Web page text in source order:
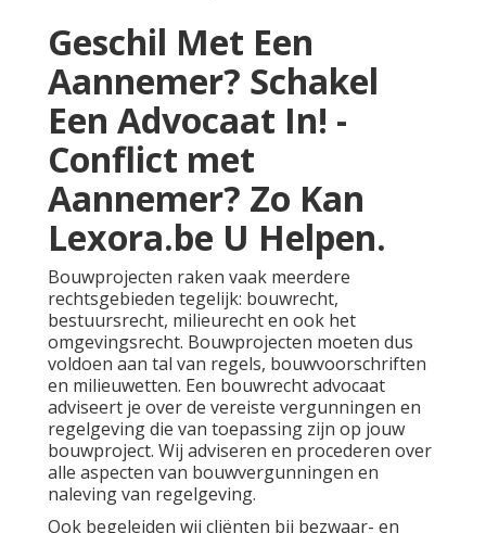
Geschil Met Een
Aannemer? Schakel
Een Advocaat In! -
Conflict met
Aannemer? Zo Kan
Lexora.be U Helpen.
Bouwprojecten raken vaak meerdere
rechtsgebieden tegelijk: bouwrecht,
bestuursrecht, milieurechten ook het
omgevingsrecht. Bouwprojecten moeten dus
voldoen aan tal van regels, bouwvoorschriften
en milieuwetten. Een bouwrecht advocaat
adviseert je over de vereiste vergunningen en
regelgeving die van toepassing zijn op jouw
bouwproject. Wij adviseren en procederen over
alle aspecten van bouwvergunningen en
naleving van regelgeving.
Ook begeleiden wij cliënten bij bezwaar- en